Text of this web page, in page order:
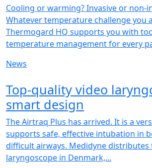
Cooling or warming? Invasive or non-
Whatever temperature challenge you
Thermogard HQ supports you with
temperature management for every
News
Top-quality video
smart design
The Airtraq Plus has arrived. It is a
supports safe, effective intubation in
difficult airways. Medidyne distributes
laryngoscope in Denmark,...